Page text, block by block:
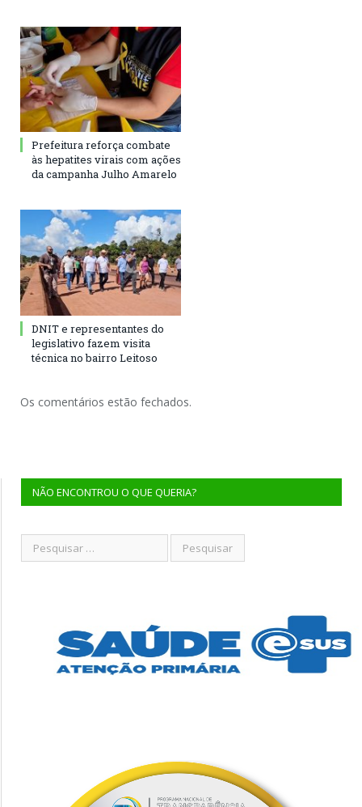
Prefeitura reforça combate
às hepatites virais com ações
da campanha Julho Amarelo
DNIT e representantes do
legislativo fazem visita
técnica no bairro Leitoso
Os comentários estão fechados.
NÃO ENCONTROU O QUE QUERIA?